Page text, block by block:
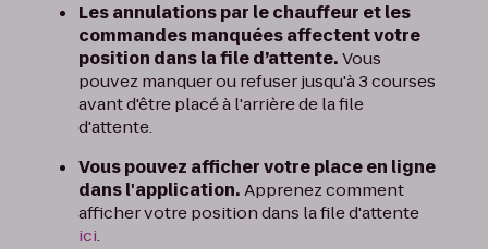
Les annulations par le chauffeur et les
commandes manquées affectent votre
position dans la file d’attente.Vous
pouvez manquer ou refuser jusqu'à 3 courses
avant d'être placé à l'arrière de la file
d'attente.
Vous pouvez afficher votre place en ligne
dans l'application.Apprenez comment
afficher votre position dans la file d'attente
ici.